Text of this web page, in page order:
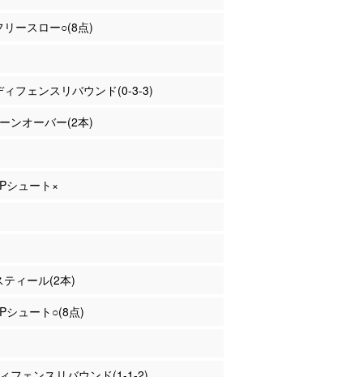
ースロー○(8点)
ィフェンスリバウンド(0-3-3)
ンオーバー(2本)
シュート×
ィール(2本)
シュート○(8点)